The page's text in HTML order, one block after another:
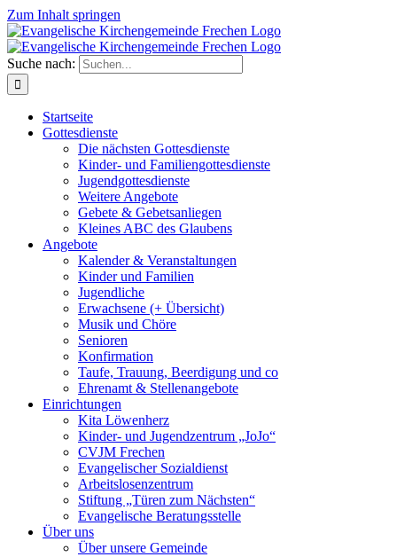
Zum Inhalt springen
Suche nach:
Startseite
Gottesdienste
Die nächsten Gottesdienste
Kinder- und Familiengottesdienste
Jugendgottesdienste
Weitere Angebote
Gebete & Gebetsanliegen
Kleines ABC des Glaubens
Angebote
Kalender & Veranstaltungen
Kinder und Familien
Jugendliche
Erwachsene (+ Übersicht)
Musik und Chöre
Senioren
Konfirmation
Taufe, Trauung, Beerdigung und co
Ehrenamt & Stellenangebote
Einrichtungen
Kita Löwenherz
Kinder- und Jugendzentrum „JoJo“
CVJM Frechen
Evangelischer Sozialdienst
Arbeitslosenzentrum
Stiftung „Türen zum Nächsten“
Evangelische Beratungsstelle
Über uns
Über unsere Gemeinde